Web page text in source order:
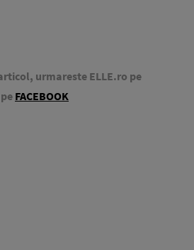
urmareste ELLE.ro pe
FACEBOOK